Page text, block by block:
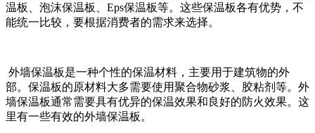
温板、泡沫保温板、Eps保温板等。这些保温板各有优势，不
能统一比较，要根据消费者的需求来选择。
外墙保温板是一种个性的保温材料，主要用于建筑物的外
部。保温板的原材料大多需要使用聚合物砂浆、胶粘剂等。外
墙保温板通常需要具有优异的保温效果和良好的防火效果。这
里有一些有效的外墙保温板。